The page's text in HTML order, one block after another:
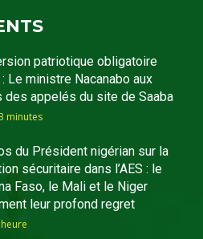
patriotique obligatoire
Le ministre Nacanabo aux
des appelés du site de Saaba
minutes
du Président nigérian sur la
sécuritaire dans l’AES : le
Faso, le Mali et le Niger
leur profond regret